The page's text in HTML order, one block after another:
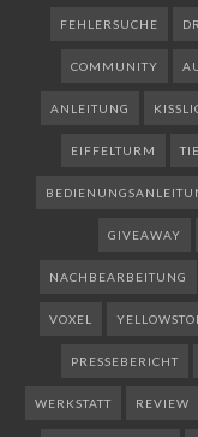
FEHLERSUCHE
COMMUNITY
ANLEITUNG
EIFFELTURM
GIVEAWAY
NACHBEARBEITUNG
VOXEL
PRESSEBERICHT
WERKSTATT REVIEW